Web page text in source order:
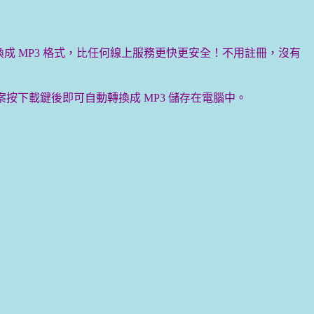
成 MP3 格式，比任何線上服務更快更安全！不用註冊，沒有
下載鍵後即可自動轉換成 MP3 儲存在電腦中。